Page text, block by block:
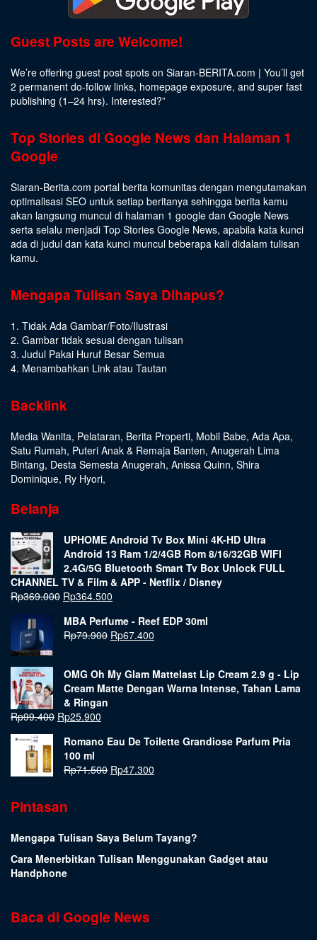
Guest Posts are Welcome!
We’re offering guest post spots on Siaran-BERITA.com | You’ll get
2 permanent do-follow links, homepage exposure, and super fast
publishing (1–24 hrs). Interested?”
Top Stories di Google News dan Halaman 1
Google
Siaran-Berita.com portal berita komunitas dengan mengutamakan
optimalisasi SEO untuk setiap beritanya sehingga berita kamu
akan langsung muncul di halaman 1 google dan Google News
serta selalu menjadi Top Stories Google News, apabila kata kunci
ada di judul dan kata kunci muncul beberapa kali didalam tulisan
kamu.
Mengapa Tulisan Saya Dihapus?
1. Tidak Ada Gambar/Foto/Ilustrasi
2. Gambar tidak sesuai dengan tulisan
3. Judul Pakai Huruf Besar Semua
4. Menambahkan Link atau Tautan
Backlink
Media Wanita, Pelataran, Berita Properti, Mobil Babe, Ada Apa,
Satu Rumah, Puteri Anak & Remaja Banten, Anugerah Lima
Bintang, Desta Semesta Anugerah, Anissa Quinn, Shira
Dominique, Ry Hyori,
Belanja
UPHOME Android Tv Box Mini 4K-HD Ultra
Android 13 Ram 1/2/4GB Rom 8/16/32GB WIFI
2.4G/5G Bluetooth Smart Tv Box Unlock FULL
CHANNEL TV & Film & APP - Netflix / Disney
Rp369.000 Rp364.500
MBA Perfume - Reef EDP 30ml
Rp79.900 Rp67.400
OMG Oh My Glam Mattelast Lip Cream 2.9 g - Lip
Cream Matte Dengan Warna Intense, Tahan Lama
& Ringan
Rp99.400 Rp25.900
Romano Eau De Toilette Grandiose Parfum Pria
100 ml
Rp71.500 Rp47.300
Pintasan
Mengapa Tulisan Saya Belum Tayang?
Cara Menerbitkan Tulisan Menggunakan Gadget atau
Handphone
Baca di Google News